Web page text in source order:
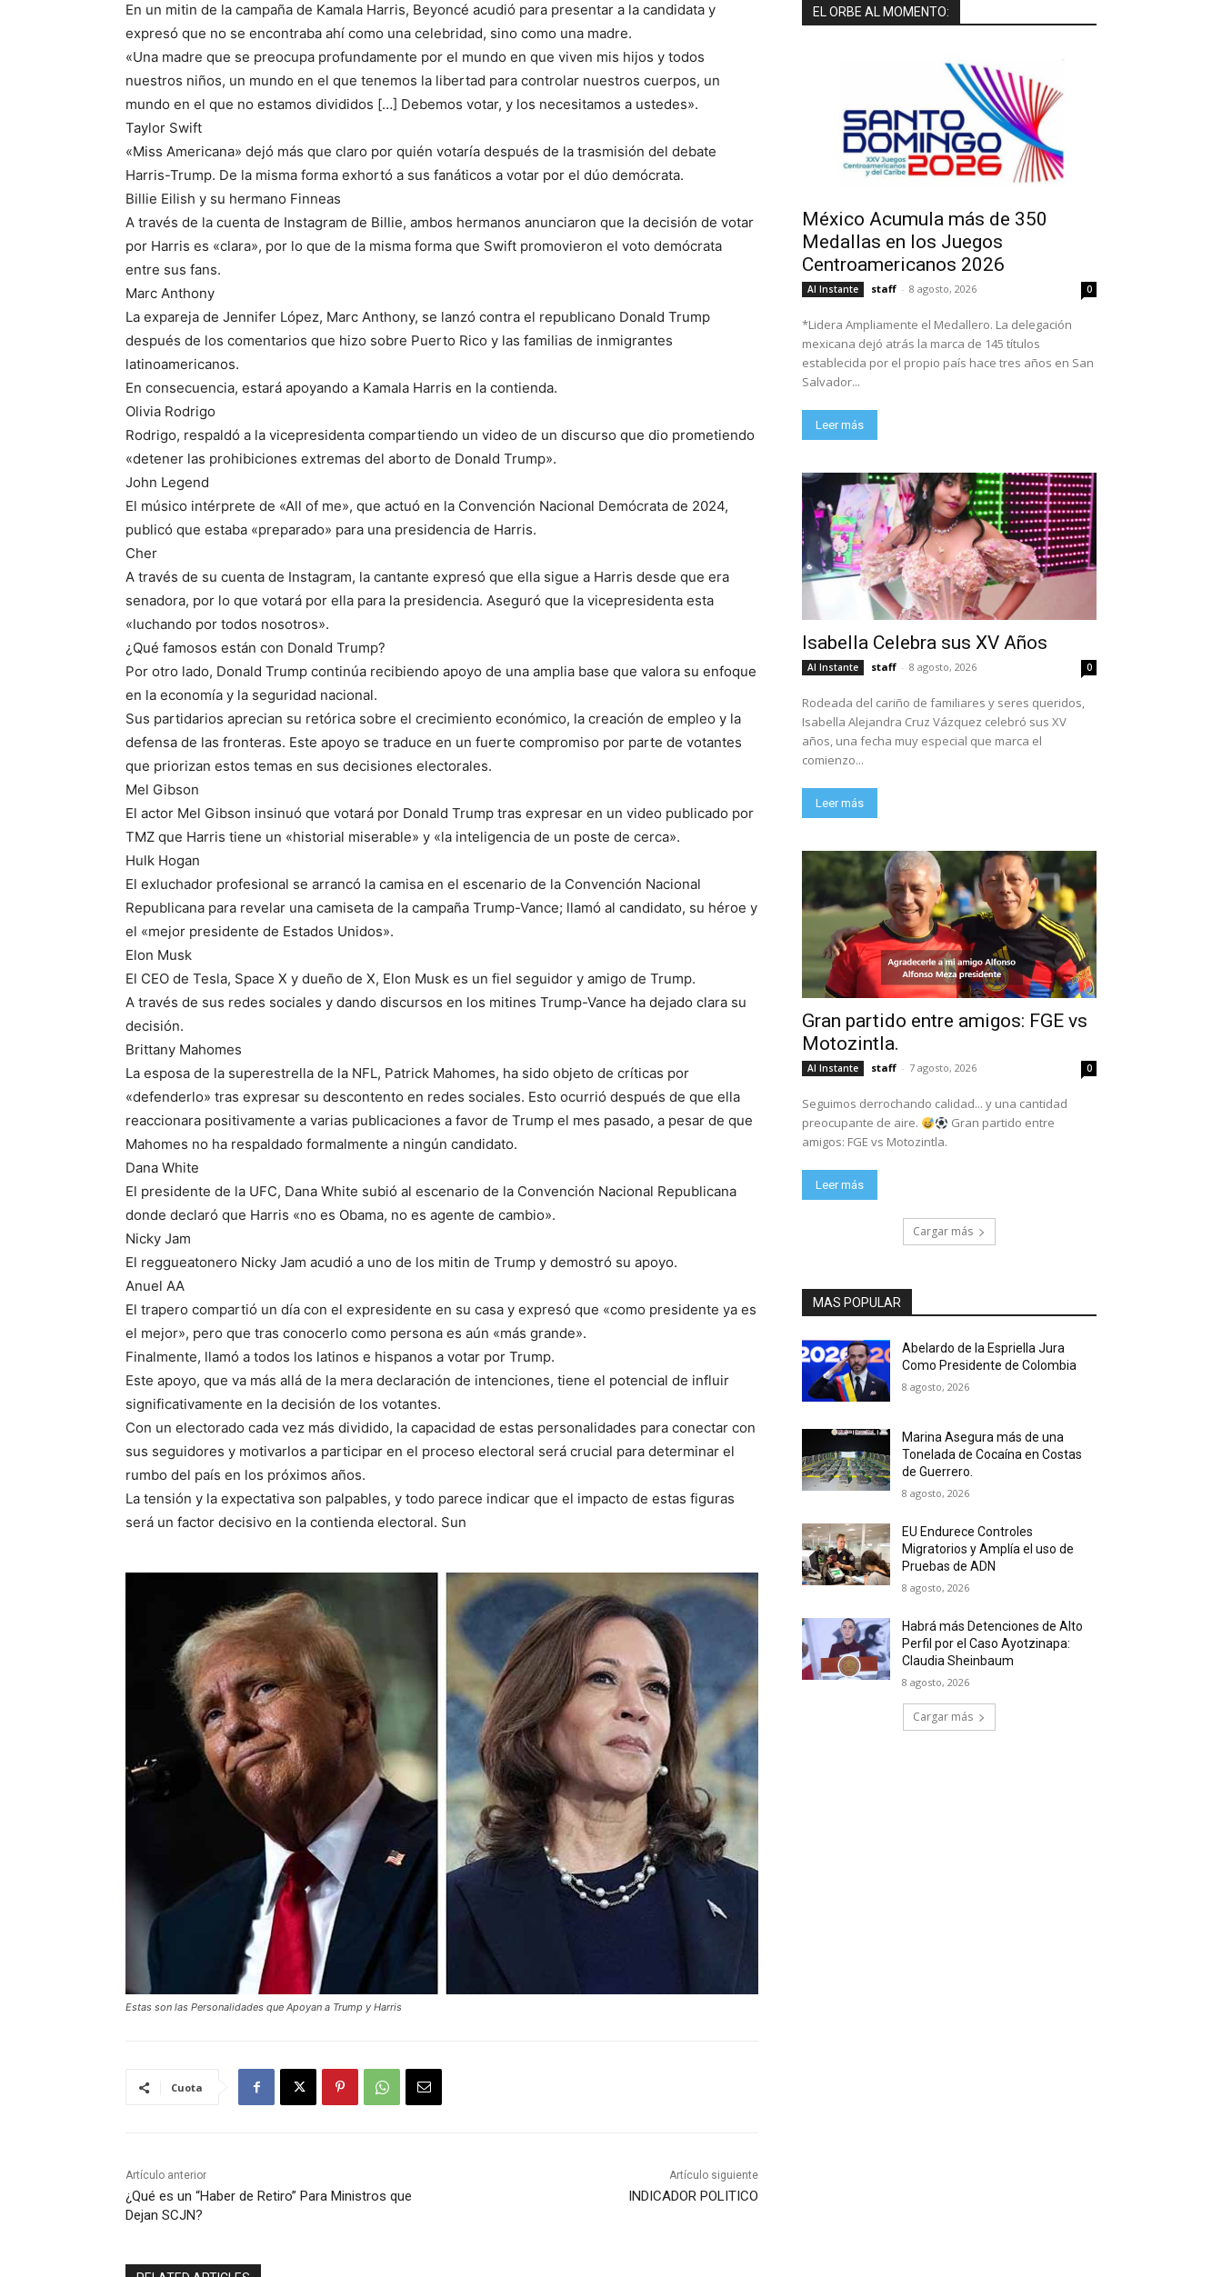
En un mitin de la campaña de Kamala Harris, Beyoncé acudió para presentar a la candidata y
expresó que no se encontraba ahí como una celebridad, sino como una madre.
«Una madre que se preocupa profundamente por el mundo en que viven mis hijos y todos
nuestros niños, un mundo en el que tenemos la libertad para controlar nuestros cuerpos, un
mundo en el que no estamos divididos […] Debemos votar, y los necesitamos a ustedes».
Taylor Swift
«Miss Americana» dejó más que claro por quién votaría después de la trasmisión del debate
Harris-Trump. De la misma forma exhortó a sus fanáticos a votar por el dúo demócrata.
Billie Eilish y su hermano Finneas
A través de la cuenta de Instagram de Billie, ambos hermanos anunciaron que la decisión de votar
por Harris es «clara», por lo que de la misma forma que Swift promovieron el voto demócrata
entre sus fans.
Marc Anthony
La expareja de Jennifer López, Marc Anthony, se lanzó contra el republicano Donald Trump
después de los comentarios que hizo sobre Puerto Rico y las familias de inmigrantes
latinoamericanos.
En consecuencia, estará apoyando a Kamala Harris en la contienda.
Olivia Rodrigo
Rodrigo, respaldó a la vicepresidenta compartiendo un video de un discurso que dio prometiendo
«detener las prohibiciones extremas del aborto de Donald Trump».
John Legend
El músico intérprete de «All of me», que actuó en la Convención Nacional Demócrata de 2024,
publicó que estaba «preparado» para una presidencia de Harris.
Cher
A través de su cuenta de Instagram, la cantante expresó que ella sigue a Harris desde que era
senadora, por lo que votará por ella para la presidencia. Aseguró que la vicepresidenta esta
«luchando por todos nosotros».
¿Qué famosos están con Donald Trump?
Por otro lado, Donald Trump continúa recibiendo apoyo de una amplia base que valora su enfoque
en la economía y la seguridad nacional.
Sus partidarios aprecian su retórica sobre el crecimiento económico, la creación de empleo y la
defensa de las fronteras. Este apoyo se traduce en un fuerte compromiso por parte de votantes
que priorizan estos temas en sus decisiones electorales.
Mel Gibson
El actor Mel Gibson insinuó que votará por Donald Trump tras expresar en un video publicado por
TMZ que Harris tiene un «historial miserable» y «la inteligencia de un poste de cerca».
Hulk Hogan
El exluchador profesional se arrancó la camisa en el escenario de la Convención Nacional
Republicana para revelar una camiseta de la campaña Trump-Vance; llamó al candidato, su héroe y
el «mejor presidente de Estados Unidos».
Elon Musk
El CEO de Tesla, Space X y dueño de X, Elon Musk es un fiel seguidor y amigo de Trump.
A través de sus redes sociales y dando discursos en los mitines Trump-Vance ha dejado clara su
decisión.
Brittany Mahomes
La esposa de la superestrella de la NFL, Patrick Mahomes, ha sido objeto de críticas por
«defenderlo» tras expresar su descontento en redes sociales. Esto ocurrió después de que ella
reaccionara positivamente a varias publicaciones a favor de Trump el mes pasado, a pesar de que
Mahomes no ha respaldado formalmente a ningún candidato.
Dana White
El presidente de la UFC, Dana White subió al escenario de la Convención Nacional Republicana
donde declaró que Harris «no es Obama, no es agente de cambio».
Nicky Jam
El reggueatonero Nicky Jam acudió a uno de los mitin de Trump y demostró su apoyo.
Anuel AA
El trapero compartió un día con el expresidente en su casa y expresó que «como presidente ya es
el mejor», pero que tras conocerlo como persona es aún «más grande».
Finalmente, llamó a todos los latinos e hispanos a votar por Trump.
Este apoyo, que va más allá de la mera declaración de intenciones, tiene el potencial de influir
significativamente en la decisión de los votantes.
Con un electorado cada vez más dividido, la capacidad de estas personalidades para conectar con
sus seguidores y motivarlos a participar en el proceso electoral será crucial para determinar el
rumbo del país en los próximos años.
La tensión y la expectativa son palpables, y todo parece indicar que el impacto de estas figuras
será un factor decisivo en la contienda electoral. Sun
Estas son las Personalidades que Apoyan a Trump y Harris
Cuota
Artículo anterior
¿Qué es un “Haber de Retiro” Para Ministros que
Dejan SCJN?
Artículo siguiente
INDICADOR POLITICO
EL ORBE AL MOMENTO:
México Acumula más de 350
Medallas en los Juegos
Centroamericanos 2026
Al Instante staff - 8 agosto, 2026 0
*Lidera Ampliamente el Medallero. La delegación
mexicana dejó atrás la marca de 145 títulos
establecida por el propio país hace tres años en San
Salvador...
Leer más
Isabella Celebra sus XV Años
Al Instante staff - 8 agosto, 2026 0
Rodeada del cariño de familiares y seres queridos,
Isabella Alejandra Cruz Vázquez celebró sus XV
años, una fecha muy especial que marca el
comienzo...
Leer más
Gran partido entre amigos: FGE vs
Motozintla.
Al Instante staff - 7 agosto, 2026 0
Seguimos derrochando calidad... y una cantidad
preocupante de aire.
Gran partido entre
amigos: FGE vs Motozintla.
Leer más
Cargar más
MAS POPULAR
Abelardo de la Espriella Jura
Como Presidente de Colombia
8 agosto, 2026
Marina Asegura más de una
Tonelada de Cocaína en Costas
de Guerrero.
8 agosto, 2026
EU Endurece Controles
Migratorios y Amplía el uso de
Pruebas de ADN
8 agosto, 2026
Habrá más Detenciones de Alto
Perfil por el Caso Ayotzinapa:
Claudia Sheinbaum
8 agosto, 2026
Cargar más